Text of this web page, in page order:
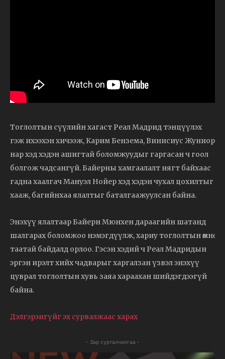
Тоглолтын сүүлийн хагаст Реал Мадрид тэнцүүлэх
гэж ихээхэн хичээж, Карим Бензема, Винисиус Жуниор
нар хэд хэдэн ашигтай боломжуудыг гаргасан ч гоол
болгож чадсангүй. Байерны хамгаалалт нягт байхаас
гадна хаалгач Мануэл Нойер хэд хэдэн чухал цохилтыг
хааж, багийнхаа ялалтыг баталгаажуулсан байна.
Энэхүү ялалтаар Байерн Мюнхен дараагийн шатанд
шалгарах боломжоо нэмэгдүүлж, хариу тоглолтын өмнө
таатай байдалд орлоо. Гэсэн хэдий ч Реал Мадридын
эргэн ирэлт хийх чадварыг харгалзан үзвэл энэхүү
цуврал тоглолтын хувь заяа хараахан шийдэгдээгүй
байна.
Дэлгэрэнгүйг эх сурвалжаас харах
- Зар сурталчилгаа -